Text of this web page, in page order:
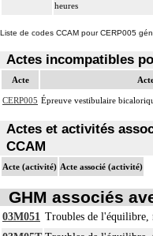
heures
Liste de codes CCAM pour CERP005
Actes incompatibles
Acte
CERP005 Épreuve vestibulaire
Actes et activités
CCAM
Acte (activité) Acte associé (activité)
GHM associés
03M051 Troubles de l'équilibre,